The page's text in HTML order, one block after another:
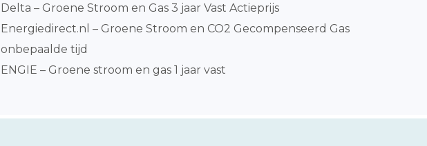
Delta – Groene Stroom en Gas 3 jaar Vast Actieprijs
Energiedirect.nl – Groene Stroom en CO2 Gecompenseerd Gas
onbepaalde tijd
ENGIE – Groene stroom en gas 1 jaar vast